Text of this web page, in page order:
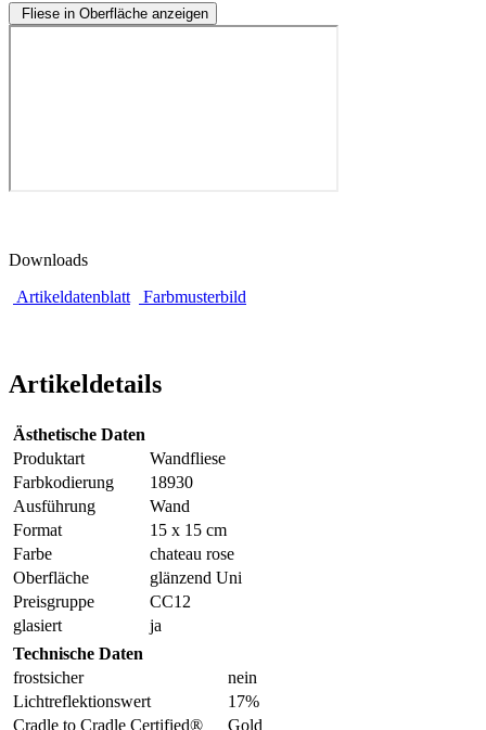
Fliese in Oberfläche anzeigen
Downloads
Artikeldatenblatt
Farbmusterbild
Artikeldetails
Ästhetische Daten
Produktart
Wandfliese
Farbkodierung
18930
Ausführung
Wand
Format
15 x 15 cm
Farbe
chateau rose
Oberfläche
glänzend Uni
Preisgruppe
CC12
glasiert
ja
Technische Daten
frostsicher
nein
Lichtreflektionswert
17%
Cradle to Cradle Certified®
Gold